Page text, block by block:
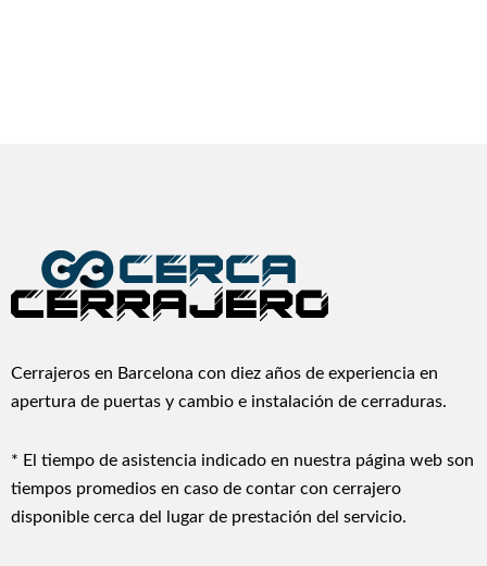
Cerrajeros en Barcelona con diez años de experiencia en
apertura de puertas y cambio e instalación de cerraduras.
* El tiempo de asistencia indicado en nuestra página web son
tiempos promedios en caso de contar con cerrajero
disponible cerca del lugar de prestación del servicio.